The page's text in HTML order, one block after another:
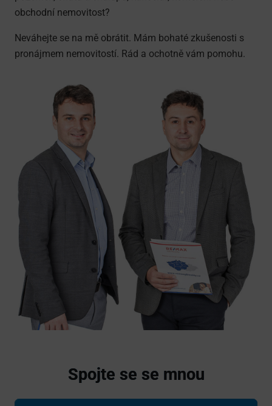
obchodní nemovitost?
Neváhejte se na mě obrátit. Mám bohaté zkušenosti s
pronájmem nemovitostí. Rád a ochotně vám pomohu.
Spojte se se mnou